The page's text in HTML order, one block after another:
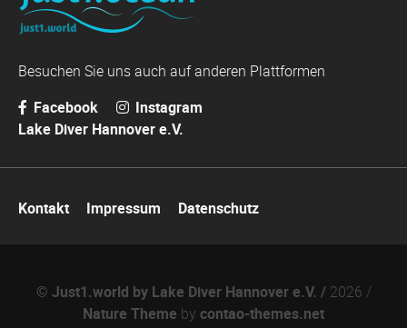
Besuchen Sie uns auch auf anderen Plattformen
Facebook
Instagram
Lake Diver Hannover e.V.
überspringen
Kontakt Impressum Datenschutz
© Just1.world by Lake Diver Hannover e.V. / 2026 /
Nature Theme by contao-themes.net